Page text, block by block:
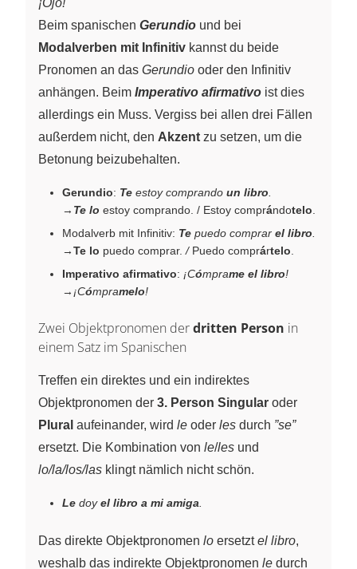
Beim spanischen Gerundio und bei
Modalverben mit Infinitiv kannst du beide
Pronomen an das Gerundio oder den Infinitiv
anhängen. Beim Imperativo afirmativo ist dies
allerdings ein Muss. Vergiss bei allen drei Fällen
außerdem nicht, den Akzent zu setzen, um die
Betonung beizubehalten.
Gerundio: Te estoy comprando un libro
→ Te lo estoy comprando. / Estoy comprándotelo
Modalverb mit Infinitiv: Te puedo comprar el libro
→Te lo puedo comprar. / Puedo comprártelo
Imperativo afirmativo: ¡Cómprame el libro!
→ ¡Cómpramelo!
Zwei Objektpronomen derdritten Person in
einem Satz im Spanischen
Treffen ein direktes und ein indirektes
Objektpronomen der 3. Person Singular oder
Plural aufeinander, wird le oder les durch ”se”
ersetzt. Die Kombination von le/les und
lo/la/los/las klingt nämlich nicht schön.
Le doyel libro a mi amiga
Das direkte Objektpronomen lo ersetztel libro,
weshalb das indirekte Objektpronomen le durch